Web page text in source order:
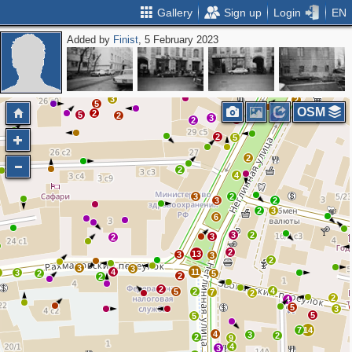
Gallery Sign up Login EN
Added by Finist, 5 February 2023
2 3 2
3
4
2
5
9
7
2
5
2
2 11
13
3
5
2
3 3
6
2
2
4
2
5
5
4
2
3
14
7
2
3
4
3
2
2
2
2
3
2
2
3
3
5
2
2
5
2
3 2
2
4
2
2
3
3
2
3
3
4
2
3
2
5 2
2
OSM